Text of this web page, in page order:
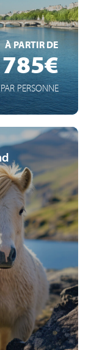
À PARTIR DE
PERSONNE